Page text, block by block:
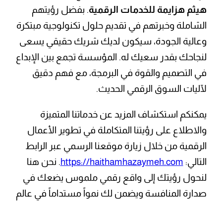
هيثم هزايمة للخدمات الرقمية. بفضل رؤيتهم
الشاملة وخبرتهم في تقديم حلول تكنولوجية مبتكرة
وعالية الجودة، سيكون لديك شريك حقيقي يسعى
لنجاحك بقدر سعيك له. المؤسسة تجمع بين الإبداع
في التصميم والقوة في البرمجة، مع فهم دقيق
لآليات السوق الرقمي الحديث.
يمكنكم استكشاف المزيد عن خدماتنا المتميزة
والاطلاع على رؤيتنا المتكاملة في تطوير الأعمال
الرقمية من خلال زيارة موقعنا الرسمي عبر الرابط
التالي: https://haithamhazaymeh.com. نحن هنا
لنحول رؤيتك إلى واقع رقمي ملموس يضعك في
صدارة المنافسة ويضمن لك نمواً مستداماً في عالم